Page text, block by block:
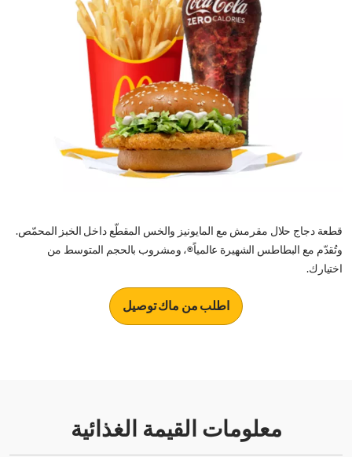
قطعة دجاج حلال مقرمش مع المايونيز والخس المقطّع داخل الخبز المحمّص.
وتُقدّم مع البطاطس الشهيرة عالمياً®، ومشروب بالحجم المتوسط من
اختيارك.
اطلب من ماك توصيل
معلومات القيمة الغذائية